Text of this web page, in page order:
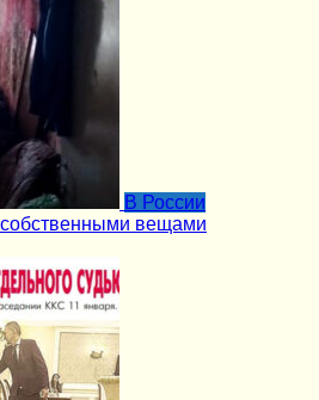
В России
вещами